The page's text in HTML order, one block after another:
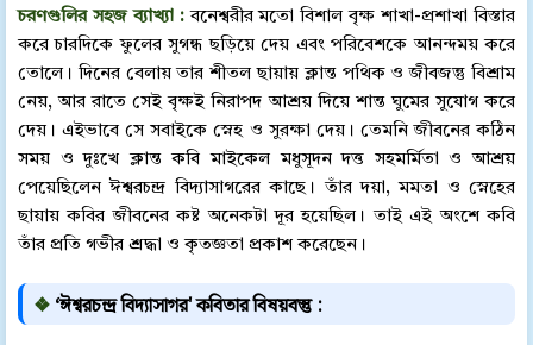
চরণগুলির সহজ ব্যাখ্যা :বনেশ্বরীর মতো বিশাল বৃক্ষ শাখা-প্রশাখা বিস্তার
করে চারদিকে ফুলের সুগন্ধ ছড়িয়ে দেয় এবং পরিবেশকে আনন্দময় করে
তোলে। দিনের বেলায় তার শীতল ছায়ায় ক্লান্ত পথিক ও জীবজন্তু বিশ্রাম
নেয়, আর রাতে সেই বৃক্ষই নিরাপদ আশ্রয় দিয়ে শান্ত ঘুমের সুযোগ করে
দেয়। এইভাবে সে সবাইকে স্নেহ ও সুরক্ষা দেয়। তেমনি জীবনের কঠিন
সময় ও দুঃখে ক্লান্ত কবি মাইকেল মধুসূদন দত্ত সহমর্মিতা ও আশ্রয়
পেয়েছিলেন ঈশ্বরচন্দ্র বিদ্যাসাগরের কাছে। তাঁর দয়া, মমতা ও স্নেহের
ছায়ায় কবির জীবনের কষ্ট অনেকটা দূর হয়েছিল। তাই এই অংশে কবি
তাঁর প্রতি গভীর শ্রদ্ধা ও কৃতজ্ঞতা প্রকাশ করেছেন।
❖ ‘ঈশ্বরচন্দ্র বিদ্যাসাগর' কবিতার বিষয়বস্তু :